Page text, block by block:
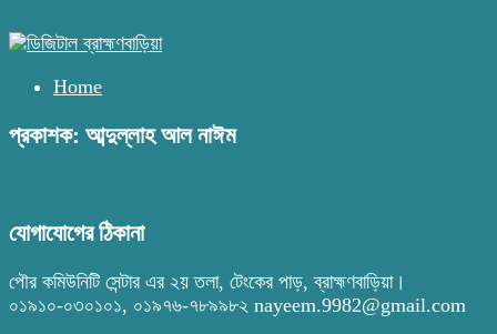
Home
প্রকাশক: আব্দুল্লাহ আল নাঈম
যোগাযোগের ঠিকানা
পৌর কমিউনিটি সেন্টার এর ২য় তলা, টেংকের পাড়, ব্রাহ্মণবাড়িয়া।
০১৯১০-০৩০১০১, ০১৯৭৬-৭৮৯৯৮২ nayeem.9982@gmail.com